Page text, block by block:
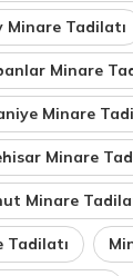
Tadilatı
Minare
Minare
Minare
Minare
Tadilatı